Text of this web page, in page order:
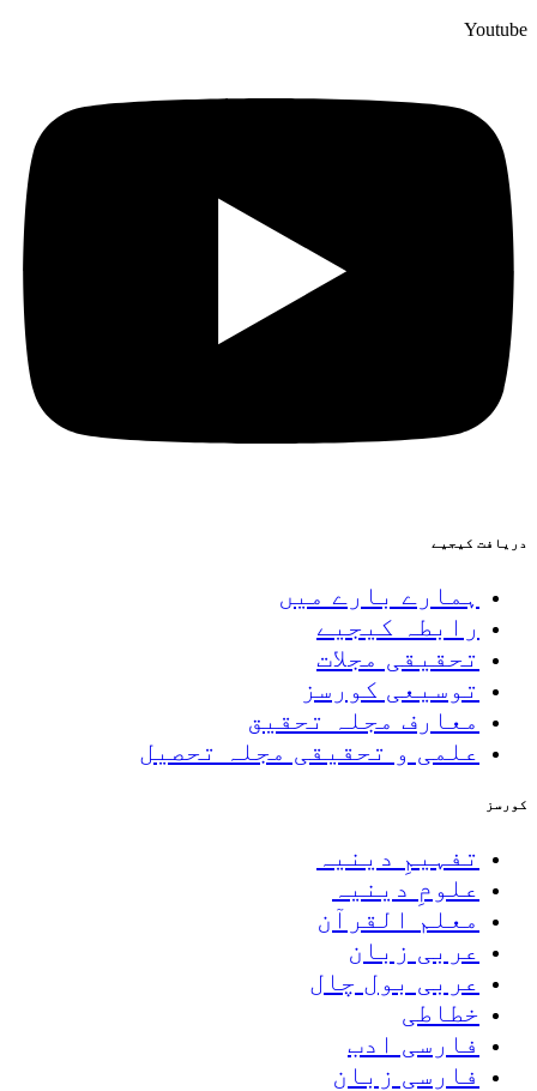
Youtube
دریافت کیجیے
ہمارے بارے میں
رابطہ کیجیے
تحقیقی مجلات
توسیعی کورسز
معارف مجلہ تحقیق
علمی و تحقیقی مجلہ تحصیل
کورسز
تفہیمِ دینیہ
علومِ دینیہ
معلم القرآن
عربی زبان
عربی بول چال
خطاطی
فارسی ادب
فارسی زبان